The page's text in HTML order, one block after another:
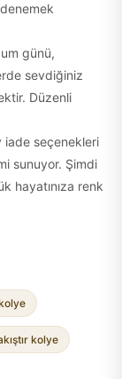
günü,
sevdiğiniz
Düzenli
iade seçenekleri
sunuyor. Şimdi
hayatınıza renk
kolye